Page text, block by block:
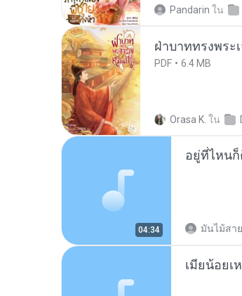
Pandarin ใน
ฝ่าบาททรงพระ
PDF 6.4 MB
Orasa K. ใน
04:34
อยู่ที่ไหนก็
มันไม้สาย